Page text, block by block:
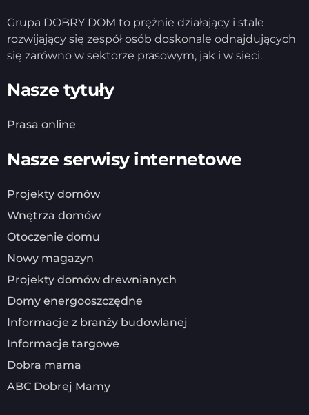
Grupa DOBRY DOM to prężnie działający i stale
rozwijający się zespół osób doskonale odnajdujących
się zarówno w sektorze prasowym, jak i w sieci.
Nasze tytuły
Prasa online
Nasze serwisy internetowe
Projekty domów
Wnętrza domów
Otoczenie domu
Nowy magazyn
Projekty domów drewnianych
Domy energooszczędne
Informacje z branży budowlanej
Informacje targowe
Dobra mama
ABC Dobrej Mamy